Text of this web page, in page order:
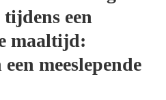
een
maaltijd:
meeslepende